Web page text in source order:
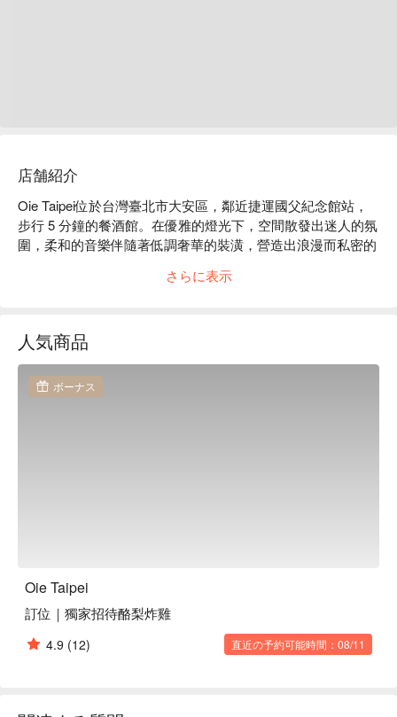
店舗紹介
Oie Taipei位於台灣臺北市大安區，鄰近捷運國父紀念館站，
步行 5 分鐘的餐酒館。在優雅的燈光下，空間散發出迷人的氛
圍，柔和的音樂伴隨著低調奢華的裝潢，營造出浪漫而私密的
份氛圍而靜止，讓每一次聚會都成為難忘的記憶。
場聚會的完美催化劑，昇華整體用餐或微醺體驗，讓每位食客
在味蕾的享受中進入無盡的放鬆。
🤩 玩樂情報
【季節魚生】魚肉新鮮無腥，口感豐富
🍽️ 口碑必點
【栗子菲力】菲力鮮嫩，栗子香甜綿密
【紅白酒】香氣馥郁，口感圓潤
さらに表示
人気商品
ボーナス
Oie Taipei
訂位｜獨家招待酪梨炸雞
4.9 (12) 直近の予約可能時間：08/11